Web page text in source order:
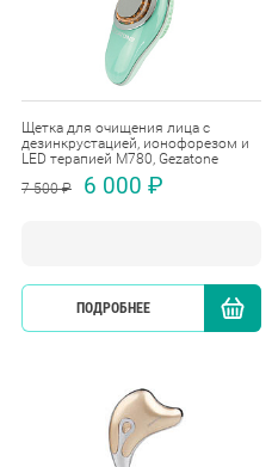
Щетка для очищения лица с
дезинкрустацией, ионофорезом и
LED терапией M780, Gezatone
7 500 ₽
6 000 ₽
ПОДРОБНЕЕ